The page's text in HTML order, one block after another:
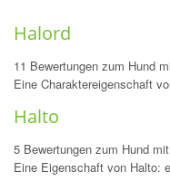
Halord
11 Bewertungen zum Hund
Eine Charaktereigenschaft
Halto
5 Bewertungen zum Hund
Eine Eigenschaft von Halto: